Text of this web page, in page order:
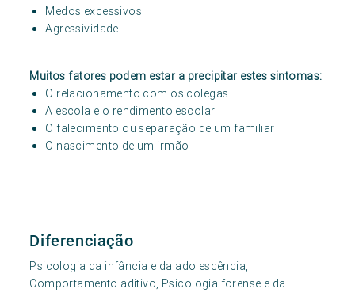
Medos excessivos
Agressividade
Muitos fatores podem estar a precipitar estes sintomas:
O relacionamento com os colegas
A escola e o rendimento escolar
O falecimento ou separação de um familiar
O nascimento de um irmão
Diferenciação
Psicologia da infância e da adolescência,
Comportamento aditivo, Psicologia forense e da